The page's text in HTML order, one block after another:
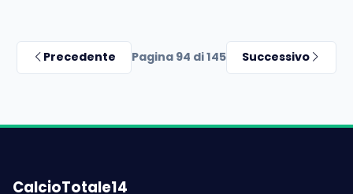
Precedente Pagina 94 di 145 Successivo
CalcioTotale14